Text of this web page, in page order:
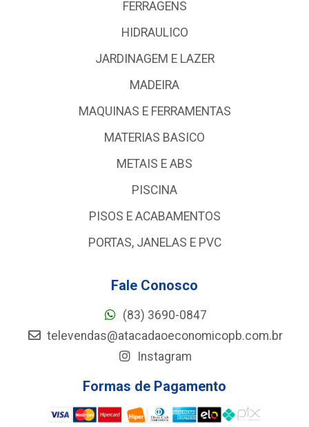
FERRAGENS
HIDRAULICO
JARDINAGEM E LAZER
MADEIRA
MAQUINAS E FERRAMENTAS
MATERIAS BASICO
METAIS E ABS
PISCINA
PISOS E ACABAMENTOS
PORTAS, JANELAS E PVC
Fale Conosco
(83) 3690-0847
televendas@atacadaoeconomicopb.com.br
Instagram
Formas de Pagamento